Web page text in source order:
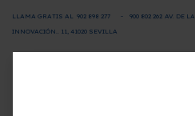
LLAMA GRATIS AL 902 898 277 - 900 802 262 AV. DE LA
INNOVACIÓN.. 11, 41020 SEVILLA